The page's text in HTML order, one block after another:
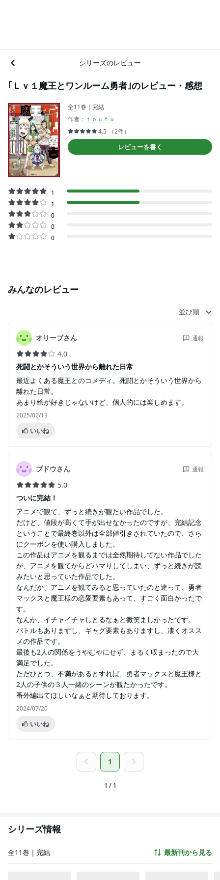
シリーズのレビュー
｢Ｌｖ１魔王とワンルーム勇者｣のレビュー・感想
全11巻｜完結
作者： ｔｏｕｆｕ
4.5
（2件）
レビューを書く
1
1
0
0
0
みんなのレビュー
並び順
オリーブさん 通報
4.0
死闘とかそういう世界から離れた日常
最近よくある魔王とのコメディ。死闘とかそういう世界から
離れた日常。
あまり絵が好きじゃないけど、個人的には楽しめます。
2025/02/13
いいね
ブドウさん 通報
5.0
ついに完結！
アニメで観て、ずっと続きが観たい作品でした。
だけど、値段が高くて手が出せなかったのですが、完結記念
ということで最終巻以外は全部値引きされていたので、さら
にクーポンを使い購入しました。
この作品はアニメを観るまでは全然期待してない作品でした
が、アニメを観てからどハマりしてしまい、ずっと続きが読
みたいと思っていた作品でした。
なんだか、アニメを観てみると思っていたのと違って、勇者
マックスと魔王様の恋愛要素もあって、すごく面白かったで
す。
なんか、イチャイチャしとるなぁと微笑ましかったです。
バトルもありますし、ギャグ要素もありますし、凄くオスス
メの作品です。
最後も2人の関係をうやむやにせず、まるく収まったので大
満足でした。
ただひとつ、不満があるとすれば、勇者マックスと魔王様と
2人の子供の３人一緒のシーンが観たかったです。
番外編出てほしいなぁと期待しております。
2024/07/20
いいね
1
1 / 1
シリーズ情報
全11巻｜完結 最新刊から見る